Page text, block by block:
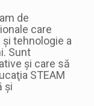
de
care
tehnologie a
Sunt
și care să
STEAM
și